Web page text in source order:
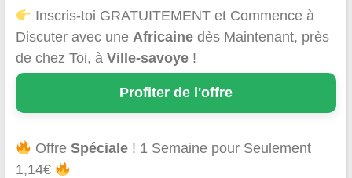
Inscris-toi GRATUITEMENT et Commence à
Discuter avec une Africainedès Maintenant, près
de chez Toi, à Ville-savoye!
Profiter de l'offre
OffreSpéciale ! 1 Semaine pour Seulement
1,14€